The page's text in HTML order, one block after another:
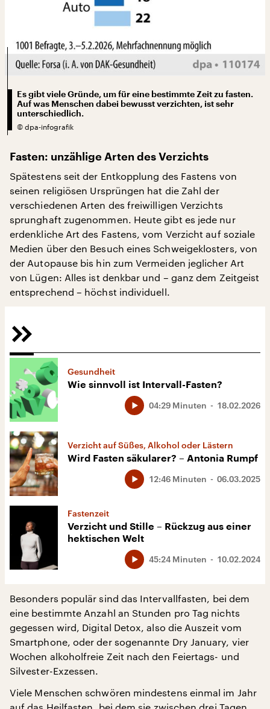
Es gibt viele Gründe, um für eine bestimmte Zeit zu fasten.
Auf was Menschen dabei bewusst verzichten, ist sehr
unterschiedlich.
© dpa-infografik
Fasten: unzählige Arten des Verzichts
Spätestens seit der Entkopplung des Fastens von
seinen religiösen Ursprüngen hat die Zahl der
verschiedenen Arten des freiwilligen Verzichts
sprunghaft zugenommen. Heute gibt es jede nur
erdenkliche Art des Fastens, vom Verzicht auf soziale
Medien über den Besuch eines Schweigeklosters, von
der Autopause bis hin zum Vermeiden jeglicher Art
von Lügen: Alles ist denkbar und – ganz dem Zeitgeist
entsprechend – höchst individuell.
Gesundheit
Wie sinnvoll ist Intervall-Fasten?
18.02.2026
04:29 Minuten
Verzicht auf Süßes, Alkohol oder Lästern
Wird Fasten säkularer? – Antonia Rumpf
06.03.2025
12:46 Minuten
Fastenzeit
Verzicht und Stille – Rückzug aus einer
hektischen Welt
10.02.2024
45:24 Minuten
Besonders populär sind das Intervallfasten, bei dem
eine bestimmte Anzahl an Stunden pro Tag nichts
gegessen wird, Digital Detox, also die Auszeit vom
Smartphone, oder der sogenannte Dry January, vier
Wochen alkoholfreie Zeit nach den Feiertags- und
Silvester-Exzessen.
Viele Menschen schwören mindestens einmal im Jahr